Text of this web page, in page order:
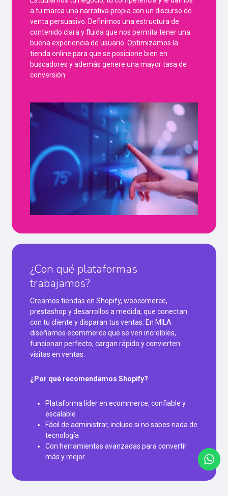
a tu marca una narrativa propia con un discurso de
venta persuasivo. Definimos una estructura de
contenido clara y fluida que nos permita tener una
buena experiencia de usuario. Optimizamos la
tienda online para que se posicione bien en
buscadores y además genere una mayor tasa de
conversión.
¿Con qué plataformas
trabajamos?
Creamos tiendas en Shopify, woocomerce,
prestashop y desarrollos a medida, que conectan
con tu cliente y disparan tus ventas. En MILA
diseñamos ecommerce que se ven increíbles,
funcionan perfecto, cargan rápido y convierten
visitas en ventas.
¿Por qué recomendamos Shopify?
Plataforma líder en ecommerce, confiable y
escalable
Fácil de administrar, incluso si no sabes nada de
tecnología
Con herramientas avanzadas para convertir
más y mejor